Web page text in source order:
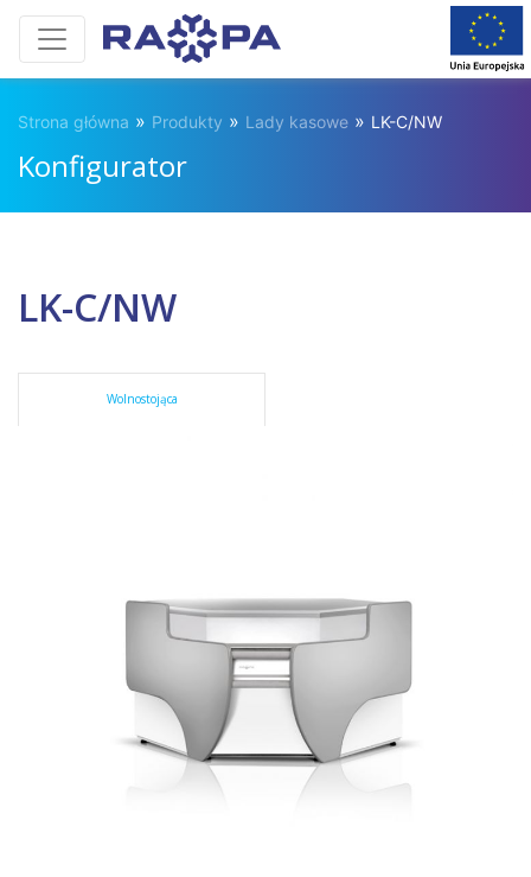
Strona główna » Produkty » Lady kasowe » LK-C/NW
Konfigurator
LK-C/NW
Wolnostojąca